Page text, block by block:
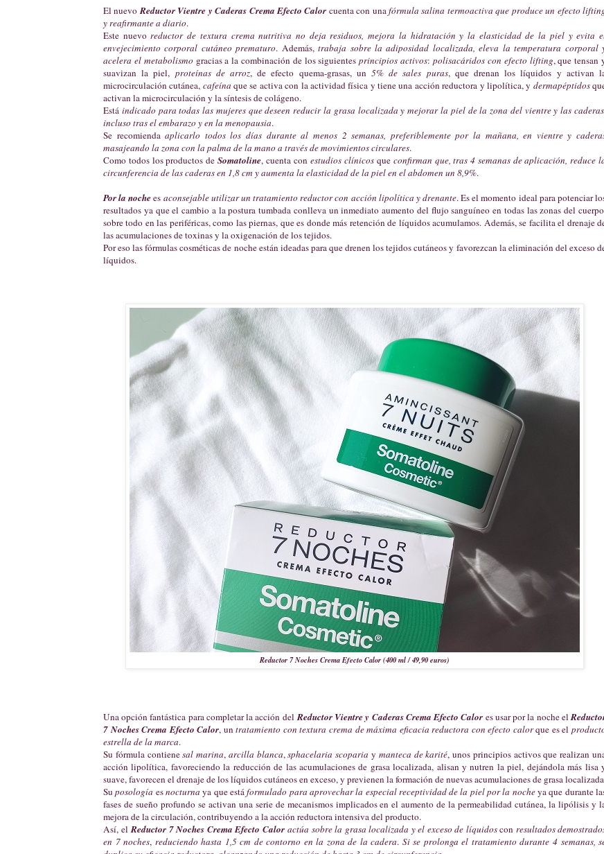
El nuevoReductor Vientre y Caderas Crema Efecto Calor cuenta con unafórmula salina termoactiva que produce un efecto
y reafirmante a diario.
Este nuevoreductor de textura crema nutritiva no deja residuos, mejora la hidratación y la elasticidad de la piel y evita
envejecimiento corporal cutáneo prematuro. Además,trabaja sobre la adiposidad localizada, eleva la temperatura corporal
acelera el metabolismo gracias a la combinación de los siguientesprincipios activos:polisacáridos con efecto lifting, que tensan
suavizan la piel, proteínas de arroz, de efecto quema-grasas, un5% de sales puras, que drenan los líquidos y activan
microcirculación cutánea, cafeína que se activa con la actividad física y tiene una acción reductora y lipolítica, y dermapéptidos
activan la microcirculación y la síntesis de colágeno.
Está indicado para todas las mujeres que deseen reducir la grasa localizada y mejorar la piel de la zona del vientre y las
incluso tras el embarazo y en la menopausia.
Se recomiendaaplicarlo todos los días durante al menos 2 semanas, preferiblemente por la mañana, en vientre y
masajeando la zona con la palma de la mano a través de movimientos circulares.
Como todos los productos de Somatoline, cuenta conestudios clínicos que confirman que, tras 4 semanas de aplicación, reduce
circunferencia de las caderas en 1,8 cm y aumenta la elasticidad de la piel en el abdomen un 8,9%.
Por la nochees aconsejable utilizar un tratamiento reductor con acción lipolítica y drenante. Es el momento ideal para potenciar
resultados ya que el cambio a la postura tumbada conlleva un inmediato aumento del flujo sanguíneo en todas las zonas del
sobre todo en las periféricas, como las piernas, que es donde más retención de líquidos acumulamos. Además, se facilita el drenaje
las acumulaciones de toxinas y la oxigenación de los tejidos.
Por eso las fórmulas cosméticas de noche están ideadas para que drenen los tejidos cutáneos y favorezcan la eliminación del exceso
líquidos.
Reductor 7 Noches Crema Efecto Calor (400 ml / 49,90 euros)
Una opción fantástica para completar la acción delReductor Vientre y Caderas Crema Efecto Calor es usar por la noche el
7 Noches Crema Efecto Calor, untratamiento con textura crema de máxima eficacia reductora con efecto calorque es el
estrella de la marca.
Su fórmula contienesal marina, arcilla blanca,sphacelaria scoparia y manteca de karité, unos principios activos que realizan
acción lipolítica, favoreciendo la reducción de las acumulaciones de grasa localizada, alisan y nutren la piel, dejándola más lisa
suave, favorecen el drenaje de los líquidos cutáneos en exceso, y previenen la formación de nuevas acumulaciones de grasa
Suposología esnocturna ya que estáformulado para aprovechar la especial receptividad de la piel por la nocheya que durante
fases de sueño profundo se activan una serie de mecanismos implicados en el aumento de la permeabilidad cutánea, la lipólisis y
mejora de la circulación, contribuyendo a la acción reductora intensiva del producto.
Así, elReductor 7 Noches Crema Efecto Calor actúa sobre la grasa localizada y el exceso de líquidoscon resultados
en 7 noches, reduciendo hasta 1,5 cm de contorno en la zona de la cadera. Si se prolonga el tratamiento durante 4 semanas,